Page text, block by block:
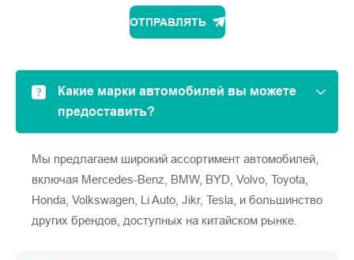
ОТПРАВЛЯТЬ
Какие марки автомобилей вы можете
предоставить?
Мы предлагаем широкий ассортимент автомобилей,
включая Mercedes-Benz, BMW, BYD, Volvo, Toyota,
Honda, Volkswagen, Li Auto, Jikr, Tesla, и большинство
других брендов, доступных на китайском рынке.